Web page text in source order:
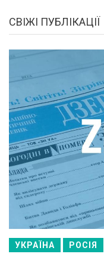
СВІЖІ ПУБЛІКАЦІЇ
УКРАЇНА РОСІЯ